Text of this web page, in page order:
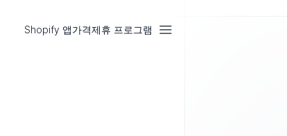
Shopify 앱가격제휴 프로그램